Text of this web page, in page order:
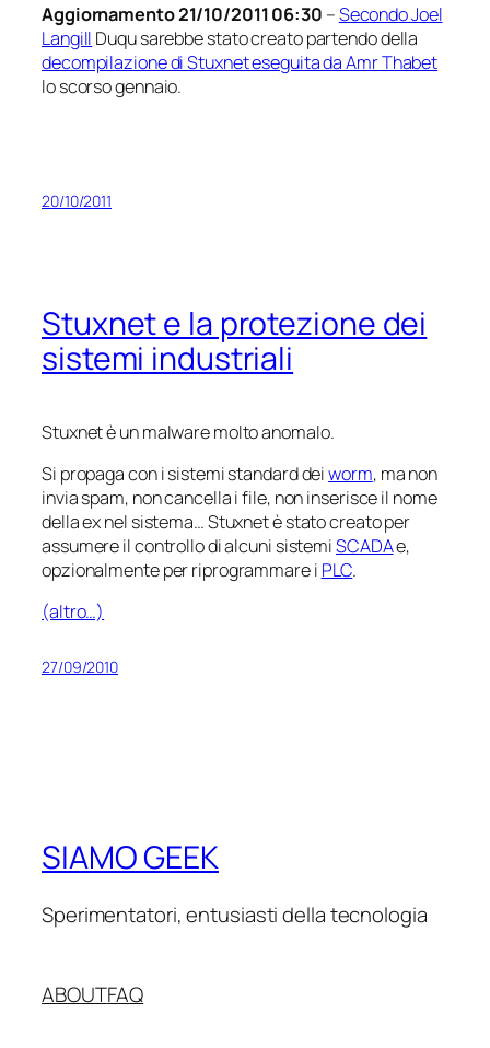
Aggiornamento 21/10/2011 06:30 –Secondo Joel
Langill Duqu sarebbe stato creato partendo della
decompilazione di Stuxnet eseguita da Amr Thabet
lo scorso gennaio.
20/10/2011
Stuxnet e la protezione dei
sistemi industriali
Stuxnet è un malware molto anomalo.
Si propaga con i sistemi standard deiworm, ma non
invia spam, non cancella i file, non inserisce il nome
della ex nel sistema… Stuxnet è stato creato per
assumere il controllo di alcuni sistemiSCADAe,
opzionalmente per riprogrammare i PLC.
(altro…)
27/09/2010
SIAMO GEEK
Sperimentatori, entusiasti della tecnologia
ABOUTFAQ